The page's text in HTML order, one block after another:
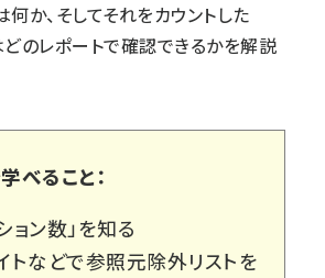
何か、そしてそれをカウントした
どのレポートで確認できるかを解説
べること：
ョン数」を知る
トなどで参照元除外リストを